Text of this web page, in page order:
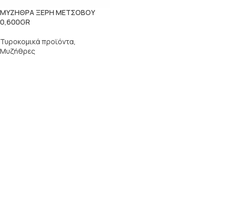
ΜΥΖΗΘΡΑ ΞΕΡΗ ΜΕΤΣΟΒΟΥ
0,600GR
Τυροκομικά προϊόντα,
Μυζήθρες